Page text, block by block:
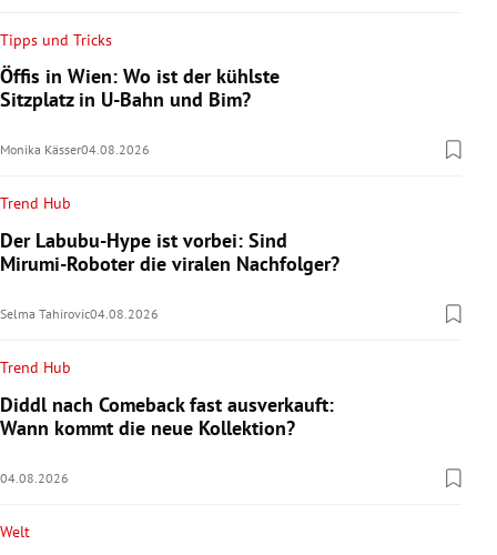
Tipps und Tricks
Öffis in Wien: Wo ist der kühlste
Sitzplatz in U-Bahn und Bim?
Monika Kässer04.08.2026
Trend Hub
Der Labubu-Hype ist vorbei: Sind
Mirumi-Roboter die viralen Nachfolger?
Selma Tahirovic04.08.2026
Trend Hub
Diddl nach Comeback fast ausverkauft:
Wann kommt die neue Kollektion?
04.08.2026
Welt